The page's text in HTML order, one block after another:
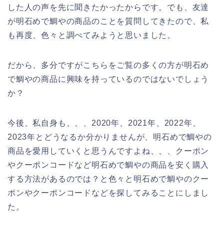
した人の声を先に聞きたかったからです。でも、友達
が明石めで鯛やの商品のことを質問してきたので、私
も再度、色々と調べてみようと思いました。
だから、多分ですがこちらをご覧の多くの方が明石め
で鯛やの商品に興味を持っているのではないでしょう
か？
今後、私自身も、、、2020年、2021年、2022年、
2023年とどうなるか分かりませんが、明石めで鯛やの
商品を愛用していくと思うんですよね、、、クーポン
やクーポンコードなど明石めで鯛やの商品を安く購入
する方法があるのでは？と色々と明石めで鯛やのクー
ポンやクーポンコードなどを探してみることにしまし
た。